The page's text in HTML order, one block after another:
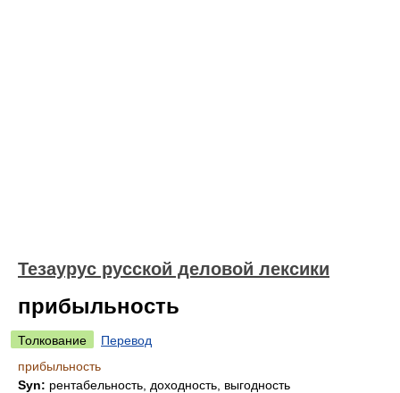
Тезаурус русской деловой лексики
прибыльность
Толкование
Перевод
прибыльность
Syn: рентабельность, доходность, выгодность